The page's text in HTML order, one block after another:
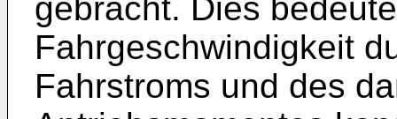
gebracht. Dies
Fahrgeschwindigkeit
Fahrstroms und des